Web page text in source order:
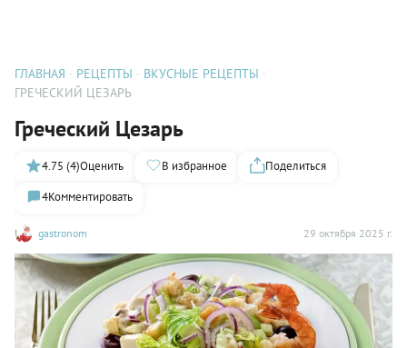
ГЛАВНАЯ РЕЦЕПТЫ
ВКУСНЫЕ РЕЦЕПТЫ
ГРЕЧЕСКИЙ ЦЕЗАРЬ
Греческий Цезарь
gastronom 29 октября 2025 г.
4.75 (4)Оценить В избранное
Поделиться
4Комментировать